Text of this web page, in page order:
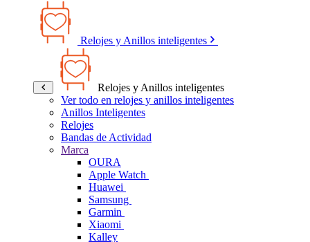
Relojes y Anillos inteligentes
Relojes y Anillos inteligentes
Ver todo en relojes y anillos inteligentes
Anillos Inteligentes
Relojes
Bandas de Actividad
Marca
OURA
Apple Watch
Huawei
Samsung
Garmin
Xiaomi
Kalley